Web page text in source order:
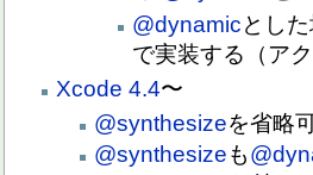
@dynamicとし
で実装する（ア
Xcode 4.4〜
@synthesizeを省略
@synthesizeも